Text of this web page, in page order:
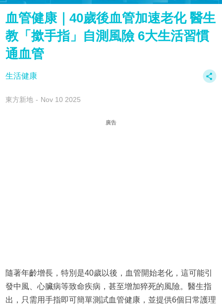
血管健康｜40歲後血管加速老化 醫生
教「撳手指」自測風險 6大生活習慣
通血管
生活健康
東方新地 Nov 10 2025
廣告
隨著年齡增長，特別是40歲以後，血管開始老化，這可能引
發中風、心臟病等致命疾病，甚至增加猝死的風險。醫生指
出，只需用手指即可簡單測試血管健康，並提供6個日常護理